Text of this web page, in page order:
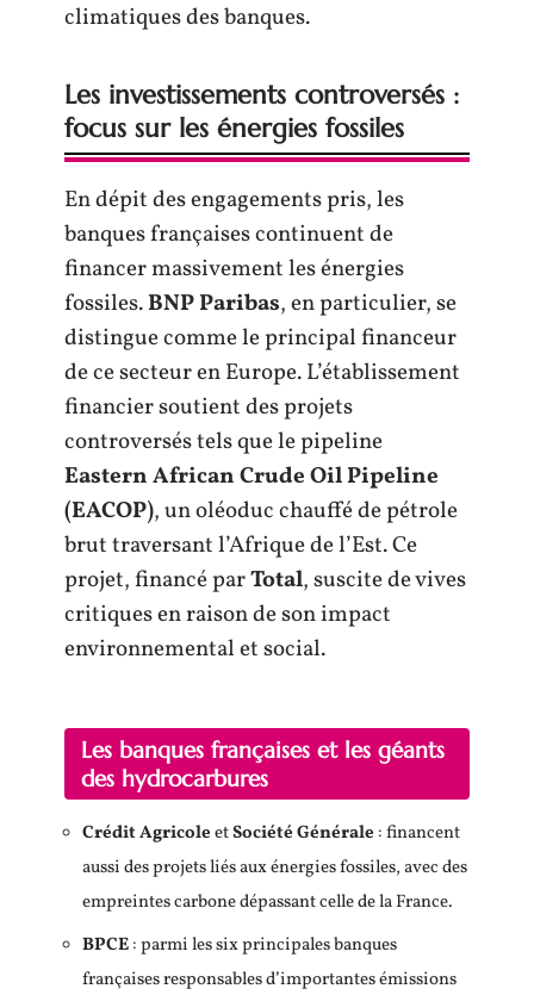
climatiques des banques.
Les investissements controversés :
focus sur les énergies fossiles
En dépit des engagements pris, les
banques françaises continuent de
financer massivement les énergies
fossiles.BNP Paribas, en particulier, se
distingue comme le principal financeur
de ce secteur en Europe. L’établissement
financier soutient des projets
controversés tels que le pipeline
Eastern African Crude Oil Pipeline
(EACOP), un oléoduc chauffé de pétrole
brut traversant l’Afrique de l’Est. Ce
projet, financé parTotal, suscite de vives
critiques en raison de son impact
environnemental et social.
Les banques françaises et les géants
des hydrocarbures
Crédit AgricoleetSociété Générale : financent
aussi des projets liés aux énergies fossiles, avec des
empreintes carbone dépassant celle de la France.
BPCE: parmi les six principales banques
françaises responsables d’importantes émissions